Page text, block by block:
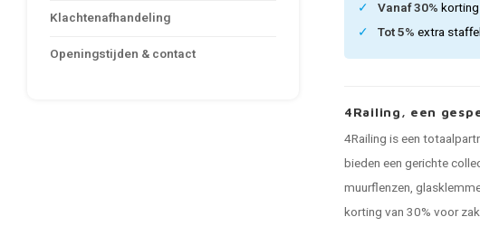
Klachtenafhandeling
Openingstijden & contact
Vanaf 30%
Tot 5% extra
4Railing, een
4Railing is een
bieden een gerichte
muurflenzen,
korting van 30% voor